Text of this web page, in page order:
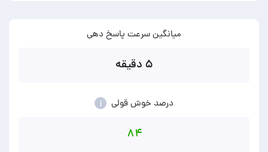
میانگین سرعت پاسخ دهی
۵ دقیقه
درصد خوش قولی i
۸۴